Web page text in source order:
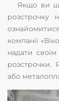
Якщо ви
розстрочку
компанії
надати
розстрочки.
або